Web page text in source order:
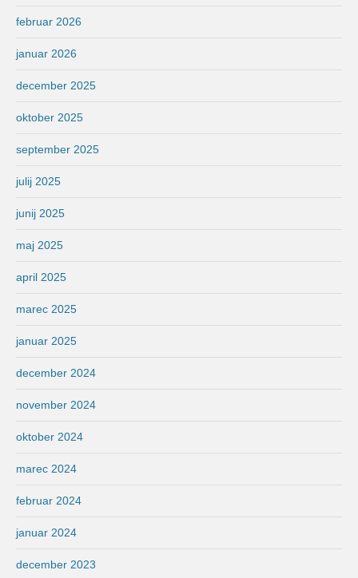
februar 2026
januar 2026
december 2025
oktober 2025
september 2025
julij 2025
junij 2025
maj 2025
april 2025
marec 2025
januar 2025
december 2024
november 2024
oktober 2024
marec 2024
februar 2024
januar 2024
december 2023